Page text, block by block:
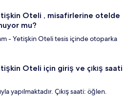
Oteli , misafirlerine otelde
mu?
- Yetişkin Oteli tesis içinde otoparka
Oteli için giriş ve çıkış saati
yapılmaktadır. Çıkış saati: öğlen.